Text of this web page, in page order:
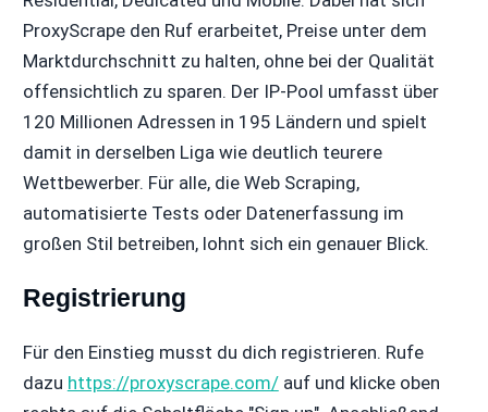
ProxyScrape den Ruf erarbeitet, Preise unter dem
Marktdurchschnitt zu halten, ohne bei der Qualität
offensichtlich zu sparen. Der IP-Pool umfasst über
120 Millionen Adressen in 195 Ländern und spielt
damit in derselben Liga wie deutlich teurere
Wettbewerber. Für alle, die Web Scraping,
automatisierte Tests oder Datenerfassung im
großen Stil betreiben, lohnt sich ein genauer Blick.
Registrierung
Für den Einstieg musst du dich registrieren. Rufe
dazu https://proxyscrape.com/auf und klicke oben